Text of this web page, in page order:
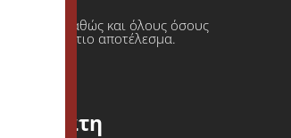
καθώς και όλους όσους
τελικό άρτιο αποτέλεσμα.
Πελάτη